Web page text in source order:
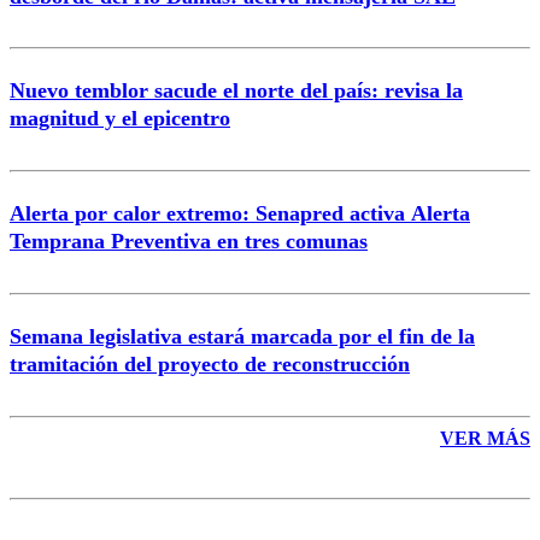
Nuevo temblor sacude el norte del país: revisa la
magnitud y el epicentro
Alerta por calor extremo: Senapred activa Alerta
Temprana Preventiva en tres comunas
Semana legislativa estará marcada por el fin de la
tramitación del proyecto de reconstrucción
VER MÁS